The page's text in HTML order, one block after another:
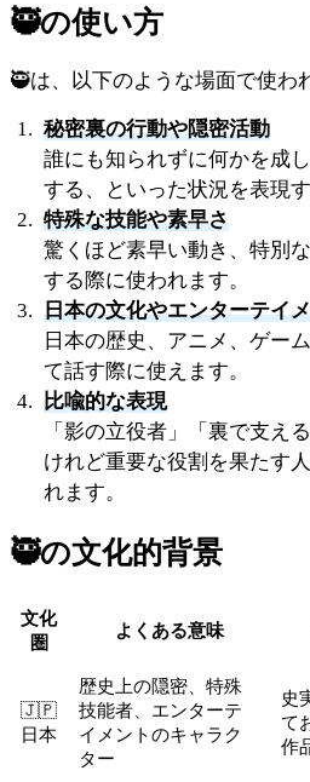
🥷の使い方
🥷は、以下のような場面で使わ
秘密裏の行動や隠密活動
誰にも知られずに何かを成
する、といった状況を表現
特殊な技能や素早さ
驚くほど素早い動き、特別
する際に使われます。
日本の文化やエンターテイ
日本の歴史、アニメ、ゲー
て話す際に使えます。
比喩的な表現
「影の立役者」「裏で支え
けれど重要な役割を果たす
れます。
🥷の文化的背景
文化
圏
よくある意味
🇯🇵
日本
歴史上の隠密、特殊
技能者、エンターテ
イメントのキャラク
ター
史
て
作